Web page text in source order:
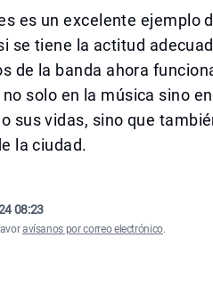
es un excelente ejemplo
se tiene la actitud
de la banda ahora
solo en la música sino
sus vidas, sino que
la ciudad.
08:23
avísanos por correo electrónico.